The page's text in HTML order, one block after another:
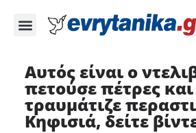
Αυτός είναι ο
πετούσε πέτρες και
τραυμάτιζε
Κηφισιά, δείτε